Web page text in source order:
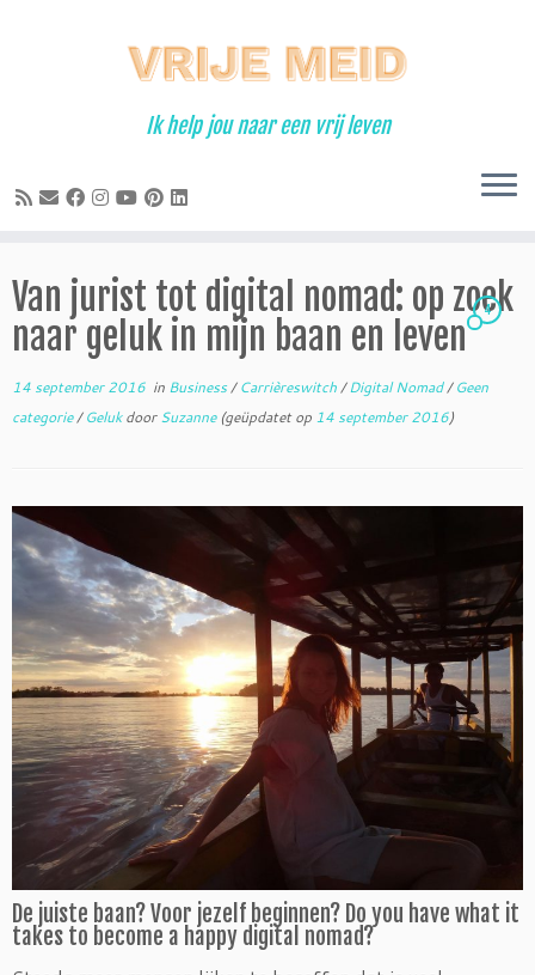
Ik help jou naar een vrij leven
Van jurist tot digital nomad: op zoek
naar geluk in mijn baan en leven
4
14 september 2016 in Business/Carrièreswitch/Digital Nomad/Geen
categorie/GelukdoorSuzanne(geüpdatet op 14 september 2016)
De juiste baan? Voor jezelf beginnen? Do you have what it
takes to become a happy digital nomad?